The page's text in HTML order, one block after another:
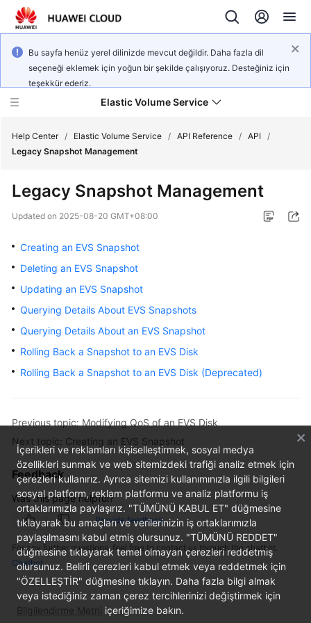
Bu sayfa henüz yerel dilinizde mevcut değildir. Daha fazla dil
seçeneği eklemek için yoğun bir şekilde çalışıyoruz. Desteğiniz için
teşekkür ederiz.
Elastic Volume Service
New
Overview
Getting
Started
Guide
Best
API
Reference
SDK
Reference
FAQs
Videos
Glossary
More
Help Center / Elastic Volume Service / API Reference / API /
Legacy Snapshot Management
Legacy Snapshot Management
Updated on 2025-08-20 GMT+08:00
Creating an EVS Snapshot
Deleting an EVS Snapshot
Updating an EVS Snapshot
Querying Details About EVS Snapshots
Querying Details About an EVS Snapshot
Rolling Back a Snapshot to an EVS Disk
Rolling Back a Snapshot to an EVS Disk (Deprecated)
Previous topic: Modifying QoS of an EVS Disk
Next topic: Creating an EVS Snapshot
Feedback
Was this page helpful?
Provide feedback
For any further questions, feel free to contact us through the chatbot.
Chatbot
İçerikleri ve reklamları kişiselleştirmek, sosyal medya
özellikleri sunmak ve web sitemizdeki trafiği analiz etmek için
çerezleri kullanırız. Ayrıca sitemizi kullanımınızla ilgili bilgileri
sosyal platform, reklam platformu ve analiz platformu iş
ortaklarımızla paylaşırız. "TÜMÜNÜ KABUL ET" düğmesine
tıklayarak bu amaçları ve verilerinizin iş ortaklarımızla
paylaşılmasını kabul etmiş olursunuz. "TÜMÜNÜ REDDET"
düğmesine tıklayarak temel olmayan çerezleri reddetmiş
olursunuz. Belirli çerezleri kabul etmek veya reddetmek için
"ÖZELLEŞTİR" düğmesine tıklayın. Daha fazla bilgi almak
veya istediğiniz zaman çerez tercihlerinizi değiştirmek için
Bilgilendirme Metni içeriğimize bakın.